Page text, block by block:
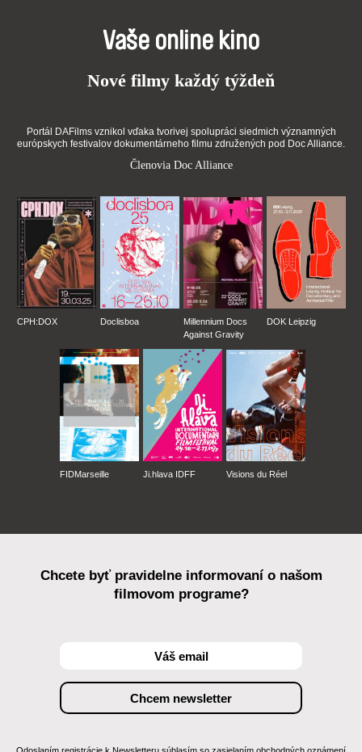
Vaše online kino
Nové filmy každý týždeň
Portál DAFilms vznikol vďaka tvorivej spolupráci siedmich významných
európskych festivalov dokumentárneho filmu združených pod Doc Alliance.
Členovia Doc Alliance
CPH:DOX Doclisboa
Millennium Docs
Against Gravity
DOK Leipzig
FIDMarseille Ji.hlava IDFF Visions du Réel
Chcete byť pravidelne informovaní o našom
filmovom programe?